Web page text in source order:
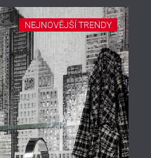
NEJNOVĚJŠÍ TRENDY